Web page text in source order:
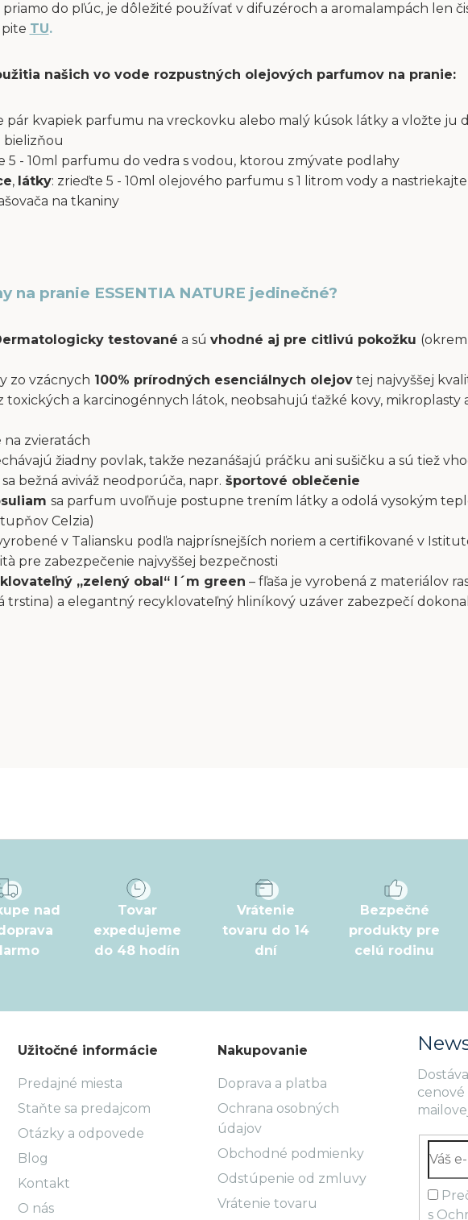
do pľúc, je dôležité používať v difuzéroch a aromalampách len
TU.
našich vo vode rozpustných olejových parfumov na pranie:
pár kvapiek parfumu na vreckovku alebo malý kúsok látky a vložte ju
bielizňou
5 - 10ml parfumu do vedra s vodou, ktorou zmývate podlahy
, látky: zrieďte 5 - 10ml olejového parfumu s 1 litrom vody a nastriekajte
na tkaniny
na pranie ESSENTIA NATURE jedinečné?
testované a sú vhodné aj pre citlivú pokožku
zo vzácnych 100% prírodných esenciálnych olejovtej najvyššej
toxických a karcinogénnych látok, neobsahujú ťažké kovy, mikroplasty
zvieratách
žiadny povlak, takže nezanášajú práčku ani sušičku a sú tiež
bežná aviváž neodporúča, napr. športové oblečenie
sa parfum uvoľňuje postupne trením látky a odolá vysokým
Celzia)
v Taliansku podľa najprísnejších noriem a certifikované v
pre zabezpečenie najvyššej bezpečnosti
„zelený obal“ I´m green – fľaša je vyrobená z materiálov
trstina) a elegantný recyklovateľný hliníkový uzáver zabezpečí
nad
Tovar
expedujeme
do 48 hodín
Vrátenie
tovaru do 14
dní
Bezpečné
produkty pre
celú rodinu
Užitočné informácie
Predajné miesta
Staňte sa predajcom
Otázky a odpovede
Blog
Kontakt
O nás
Nakupovanie
Doprava a platba
Ochrana osobných
údajov
Obchodné podmienky
Odstúpenie od zmluvy
Vrátenie tovaru
cenové
s